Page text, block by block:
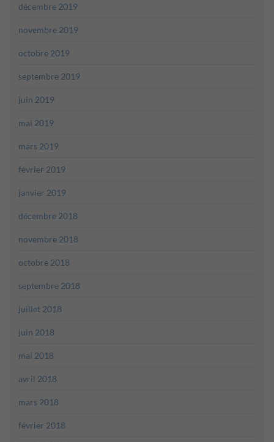
décembre 2019
novembre 2019
octobre 2019
septembre 2019
juin 2019
mai 2019
mars 2019
février 2019
janvier 2019
décembre 2018
novembre 2018
octobre 2018
septembre 2018
juillet 2018
juin 2018
mai 2018
avril 2018
mars 2018
février 2018